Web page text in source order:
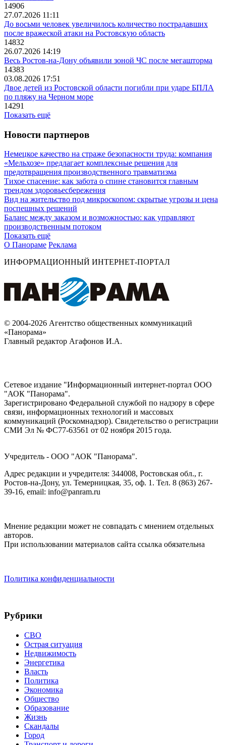
14906
27.07.2026 11:11
До восьми человек увеличилось количество пострадавших
после вражеской атаки на Ростовскую область
14832
26.07.2026 14:19
Весь Ростов-на-Дону объявили зоной ЧС после мегашторма
14383
03.08.2026 17:51
Двое детей из Ростовской области погибли при ударе БПЛА
по пляжу на Черном море
14291
Показать ещё
Новости партнеров
Немецкое качество на страже безопасности труда: компания
«Мельхозе» предлагает комплексные решения для
предотвращения производственного травматизма
Тихое спасение: как забота о спине становится главным
трендом здоровьесбережения
Вид на жительство под микроскопом: скрытые угрозы и цена
поспешных решений
Баланс между заказом и возможностью: как управляют
производственным потоком
Показать ещё
О Панораме Реклама
ИНФОРМАЦИОННЫЙ ИНТЕРНЕТ-ПОРТАЛ
© 2004-2026 Агентство общественных коммуникаций
«Панорама»
Главный редактор Агафонов И.А.
Сетевое издание "Информационный интернет-портал ООО
"АОК "Панорама".
Зарегистрировано Федеральной службой по надзору в сфере
связи, информационных технологий и массовых
коммуникаций (Роскомнадзор). Cвидетельство о регистрации
СМИ Эл № ФС77-63561 от 02 ноября 2015 года.
Учредитель - ООО "АОК "Панорама".
Адрес редакции и учредителя: 344008, Ростовская обл., г.
Ростов-на-Дону, ул. Темерницкая, 35, оф. 1. Тел. 8 (863) 267-
39-16, email: info@panram.ru
Мнение редакции может не совпадать с мнением отдельных
авторов.
При использовании материалов сайта ссылка обязательна
Политика конфиденциальности
Рубрики
СВО
Острая ситуация
Недвижимость
Энергетика
Власть
Политика
Экономика
Общество
Образование
Жизнь
Скандалы
Город